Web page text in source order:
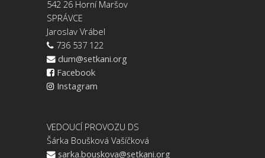
542 26 Horní Maršov
SPRÁVCE
Jaroslav Vrábel
736 537 122
dum@setkani.org
Facebook
Instagram
VEDOUCÍ PROVOZU DS
Šárka Boušková Vašíčková
sarka.bouskova@setkani.org